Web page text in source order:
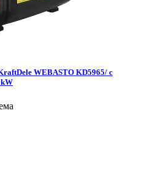
WEBASTO KD5965/ с
kW